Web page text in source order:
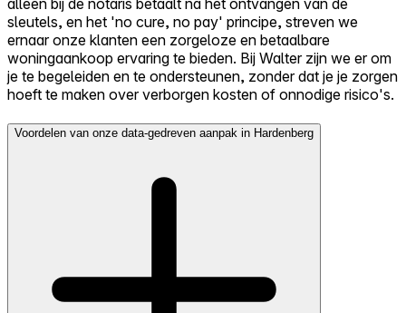
alleen bij de notaris betaalt na het ontvangen van de
sleutels, en het 'no cure, no pay' principe, streven we
ernaar onze klanten een zorgeloze en betaalbare
woningaankoop ervaring te bieden. Bij Walter zijn we er om
je te begeleiden en te ondersteunen, zonder dat je je zorgen
hoeft te maken over verborgen kosten of onnodige risico's.
Voordelen van onze data-gedreven aanpak in Hardenberg